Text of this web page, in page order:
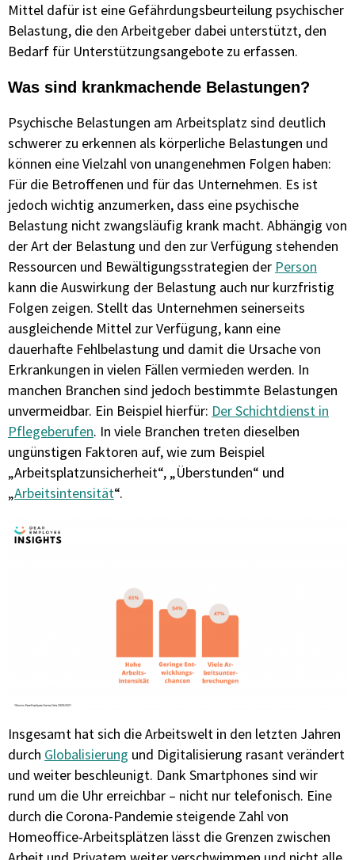
Mittel dafür ist eine Gefährdungsbeurteilung psychischer
Belastung, die den Arbeitgeber dabei unterstützt, den
Bedarf für Unterstützungsangebote zu erfassen.
Was sind krankmachende Belastungen?
Psychische Belastungen am Arbeitsplatz sind deutlich
schwerer zu erkennen als körperliche Belastungen und
können eine Vielzahl von unangenehmen Folgen haben:
Für die Betroffenen und für das Unternehmen. Es ist
jedoch wichtig anzumerken, dass eine psychische
Belastung nicht zwangsläufig krank macht. Abhängig von
der Art der Belastung und den zur Verfügung stehenden
Ressourcen und Bewältigungsstrategien der Person
kann die Auswirkung der Belastung auch nur kurzfristig
Folgen zeigen. Stellt das Unternehmen seinerseits
ausgleichende Mittel zur Verfügung, kann eine
dauerhafte Fehlbelastung und damit die Ursache von
Erkrankungen in vielen Fällen vermieden werden. In
manchen Branchen sind jedoch bestimmte Belastungen
unvermeidbar. Ein Beispiel hierfür: Der Schichtdienst in
Pflegeberufen. In viele Branchen treten dieselben
ungünstigen Faktoren auf, wie zum Beispiel
„Arbeitsplatzunsicherheit“, „Überstunden“ und
„Arbeitsintensität“.
Insgesamt hat sich die Arbeitswelt in den letzten Jahren
durch Globalisierung und Digitalisierung rasant verändert
und weiter beschleunigt. Dank Smartphones sind wir
rund um die Uhr erreichbar – nicht nur telefonisch. Eine
durch die Corona-Pandemie steigende Zahl von
Homeoffice-Arbeitsplätzen lässt die Grenzen zwischen